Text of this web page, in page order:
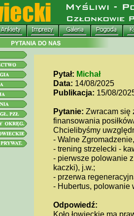
Pytał: Michał
Data: 14/08/2025
Publikacja: 15/08/
Pytanie: Zwracam się
finansowania
Chcielibyśmy
- Walne
- trening strzelecki -
- pierwsze polowanie
kaczki), j.w.;
- przerwa
- Hubertus, polowanie
Odpowiedź:
Koło łowieckie ma